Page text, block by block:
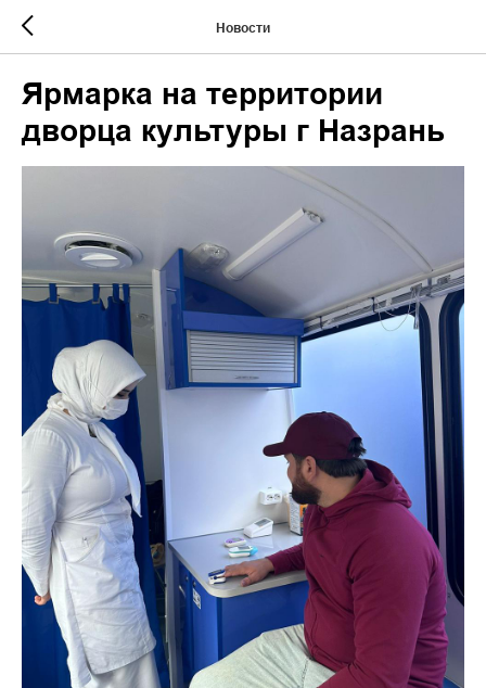
Новости
Ярмарка на территории
дворца культуры г Назрань